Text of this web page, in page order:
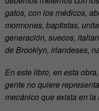
gatos, con los médicos,
mormones, baptistas,
generación, suecos,
de Brooklyn, irlandeses,
En este libro, en esta
gente no quiere
mecánico que exista en la